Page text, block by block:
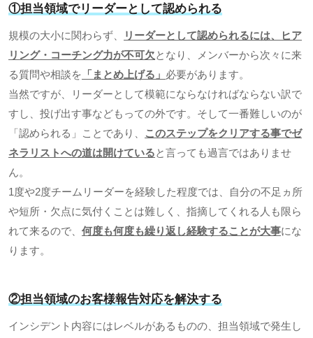
①担当領域でリーダーとして認められる
規模の大小に関わらず、
リーダーとして認められるには、ヒア
リング・コーチング力が不可欠となり、メンバーから次々に来
る質問や相談を 「まとめ上げる」 必要があります。
当然ですが、リーダーとして模範にならなければならない訳で
すし、投げ出す事などもっての外です。そして一番難しいのが
「認められる」ことであり、
このステップをクリアする事でゼ
ネラリストへの道は開けていると言っても過言ではありませ
ん。
1 度や2度チームリーダーを経験した程度では、自分の不足ヵ所
や短所・欠点に気付くことは難しく、指摘してくれる人も限ら
れて来るので、 何度も何度も繰り返し経験することが大事にな
ります。
②担当領域のお客様報告対応を解決する
インシデント内容にはレベルがあるものの、担当領域で発生し